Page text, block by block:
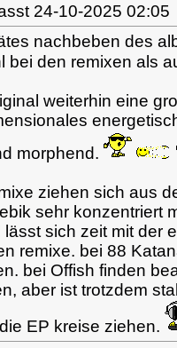
24-10-2025
nachbeben des
bei den remixen als
weiterhin eine
morphend.
ziehen sich aus
sehr konzentriert
lässt sich zeit mit der
remixe. bei 88
bei Offish finden
aber ist trotzdem
EP kreise ziehen.